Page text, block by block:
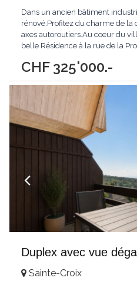
CHF 325'000.-
Dans un ancien bâtiment
rénové.Profitez du charme de la
axes autoroutiers.Au coeur du
belle Résidence à la rue de la
superbe vue sur le Creux-du
forêts environnantes. La
Duplex avec vue
Sainte-Croix